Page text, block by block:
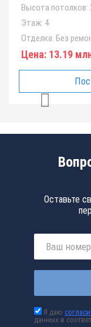
Высота потолков:
Этаж: 4
Отделка: Без
Цена: 13.19
Оставьте
Я даю
данных в